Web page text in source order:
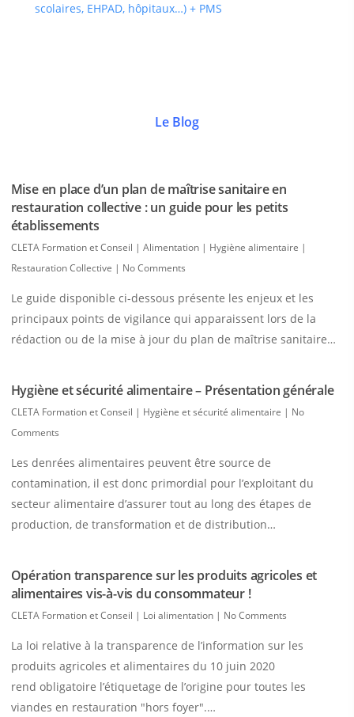
scolaires, EHPAD, hôpitaux…) + PMS
Le Blog
Mise en place d’un plan de maîtrise sanitaire en
restauration collective : un guide pour les petits
établissements
CLETA Formation et Conseil | Alimentation | Hygiène alimentaire |
Restauration Collective | No Comments
Le guide disponible ci-dessous présente les enjeux et les
principaux points de vigilance qui apparaissent lors de la
rédaction ou de la mise à jour du plan de maîtrise sanitaire…
Hygiène et sécurité alimentaire – Présentation générale
CLETA Formation et Conseil | Hygiène et sécurité alimentaire | No
Comments
Les denrées alimentaires peuvent être source de
contamination, il est donc primordial pour l’exploitant du
secteur alimentaire d’assurer tout au long des étapes de
production, de transformation et de distribution…
Opération transparence sur les produits agricoles et
alimentaires vis-à-vis du consommateur !
CLETA Formation et Conseil | Loi alimentation | No Comments
La loi relative à la transparence de l’information sur les
produits agricoles et alimentaires du 10 juin 2020
rend obligatoire l’étiquetage de l’origine pour toutes les
viandes en restauration "hors foyer".…